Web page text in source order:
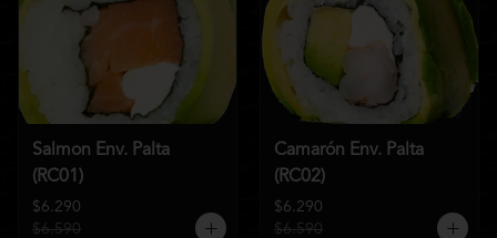
Salmon Env. Palta
(RC01)
$6.290
$6.590
Camarón Env. Palta
(RC02)
$6.290
$6.590